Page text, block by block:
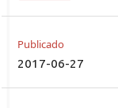
Publicado
2017-06-27